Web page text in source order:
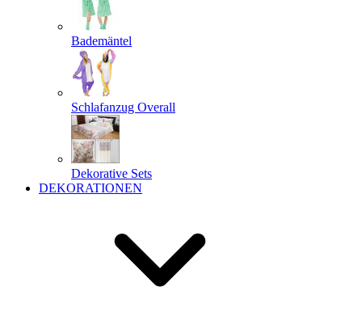
Bademäntel
Schlafanzug Overall
Dekorative Sets
DEKORATIONEN